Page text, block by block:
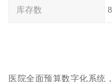
库存数
医院全面预算数字化系统